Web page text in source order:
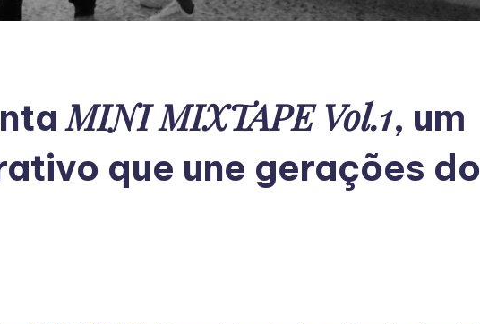
MINI MIXTAPE Vol.1, um
que une gerações do